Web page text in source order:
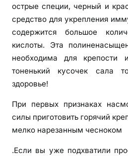
острые специи, черный и
средство для укрепления
содержится большое
кислоты. Эта
необходима для крепости
тоненький кусочек сала
здоровье!
При первых признаках
силы приготовить горячий
мелко нарезанным чесноком
.Если вы уже подхватили